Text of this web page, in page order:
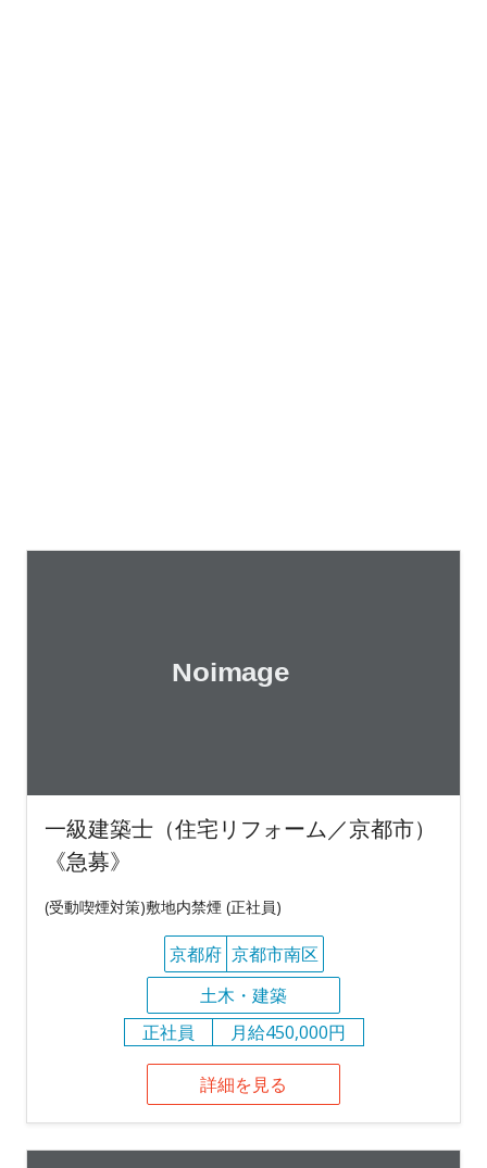
一級建築士（住宅リフォーム／京都市）
《急募》
(受動喫煙対策)敷地内禁煙 (正社員)
京都府 京都市南区
土木・建築
正社員
月給450,000円
詳細を見る